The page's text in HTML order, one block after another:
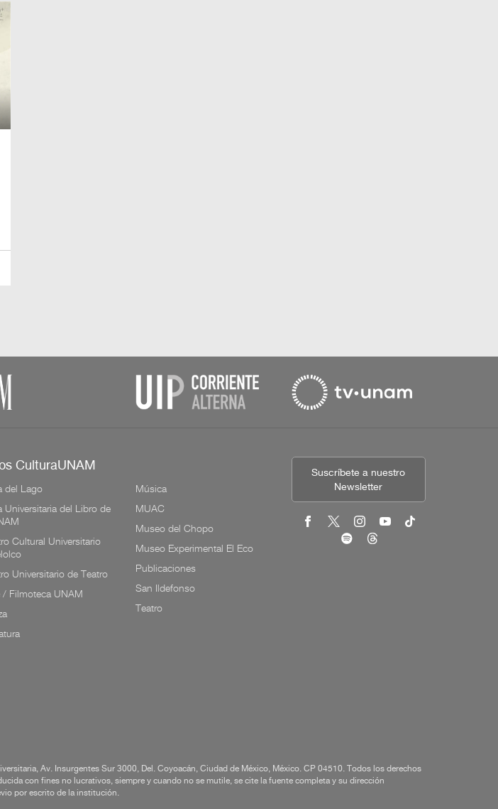
CulturaUNAM
del Lago
Universitaria del Libro de
Cultural Universitario
Universitario de Teatro
/ Filmoteca UNAM
Música
MUAC
Museo del Chopo
Museo Experimental El Eco
Publicaciones
San Ildefonso
Teatro
Suscríbete a nuestro
Newsletter
Av. Insurgentes Sur 3000, Del. Coyoacán, Ciudad de México, México. CP 04510. Todos los derechos
con fines no lucrativos, siempre y cuando no se mutile, se cite la fuente completa y su dirección
por escrito de la institución.